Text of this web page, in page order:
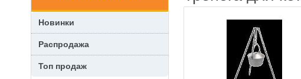
Новинки
Распродажа
Топ продаж